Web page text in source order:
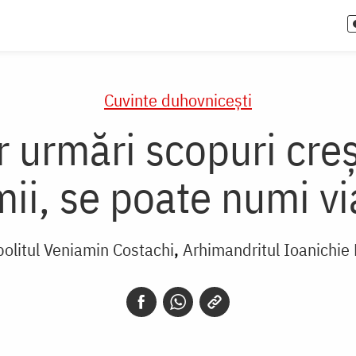
Cuvinte duhovnicești
urmări scopuri
se poate numi
Veniamin Costachi Arhimandritul Ioanichie